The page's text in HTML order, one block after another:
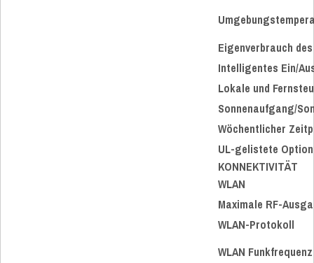
Eigenverbrauch
Intelligentes Ein/
Lokale und
Sonnenaufgang/
Wöchentlicher
UL-gelistete Option
KONNEKTIVITÄT
WLAN
Maximale RF-
WLAN-Protokoll
WLAN Funkfrequenz